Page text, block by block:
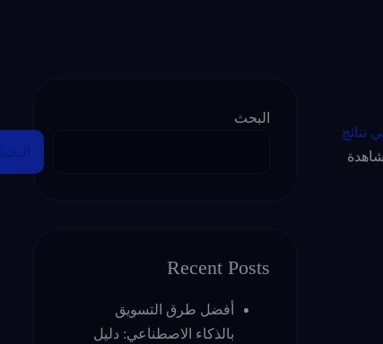
نتائج
البحث
Recent Posts
أفضل طرق التسويق
بالذكاء الاصطناعي: دليل